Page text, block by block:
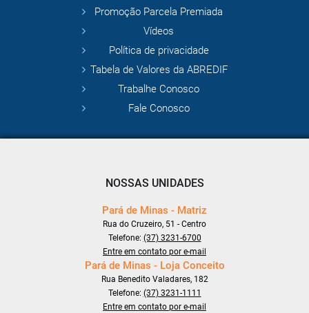
Promoção Parcela Premiada
Vídeos
Política de privacidade
Tabela de Valores da ABREDIF
Trabalhe Conosco
Fale Conosco
NOSSAS UNIDADES
Pará de Minas - Matriz
Rua do Cruzeiro, 51 - Centro
Telefone: (37) 3231-6700
Entre em contato por e-mail
Pará de Minas - Loja Conceito
Rua Benedito Valadares, 182
Telefone: (37) 3231-1111
Entre em contato por e-mail